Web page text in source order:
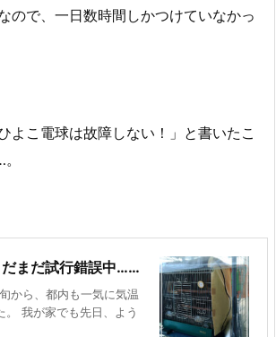
ので、一日数時間しかつけていなかっ
よこ電球は故障しない！」と書いたこ
まだ試行錯誤中……
から、都内も一気に気温
。 我が家でも先日、よう